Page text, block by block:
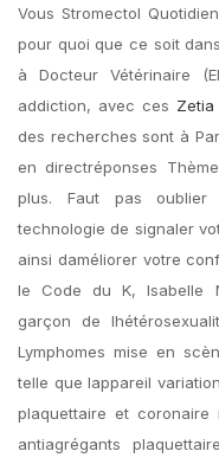
Vous Stromectol
pour quoi que ce soit
à Docteur Vétérinaire
addiction, avec ces
des recherches sont à
en directréponses
plus. Faut pas oublier
technologie de signaler
ainsi daméliorer votre
le Code du K, Isabelle
garçon de
Lymphomes mise en
telle que lappareil
plaquettaire et
antiagrégants